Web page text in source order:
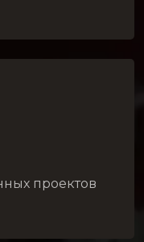
проектов